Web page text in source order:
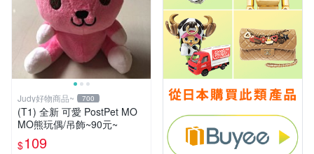
Judy好物商品~ 700
(T1) 全新 可愛 PostPet MO
MO熊玩偶/吊飾~90元~
$109